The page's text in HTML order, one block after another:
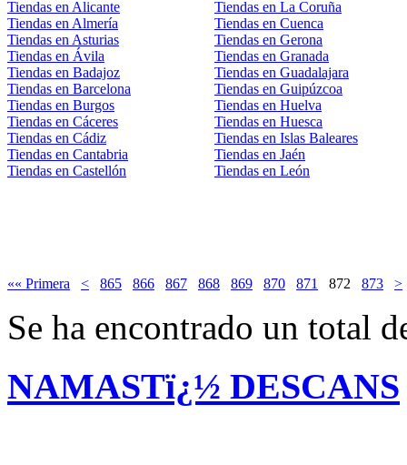
Tiendas en Alicante
Tiendas en La Coruña
Tiendas en Almería
Tiendas en Cuenca
Tiendas en Asturias
Tiendas en Gerona
Tiendas en Ávila
Tiendas en Granada
Tiendas en Badajoz
Tiendas en Guadalajara
Tiendas en Barcelona
Tiendas en Guipúzcoa
Tiendas en Burgos
Tiendas en Huelva
Tiendas en Cáceres
Tiendas en Huesca
Tiendas en Cádiz
Tiendas en Islas Baleares
Tiendas en Cantabria
Tiendas en Jaén
Tiendas en Castellón
Tiendas en León
«« Primera < 865 866 867 868 869 870 871 872 873 >
Se ha encontrado un total
NAMASTï¿½ DESCANS